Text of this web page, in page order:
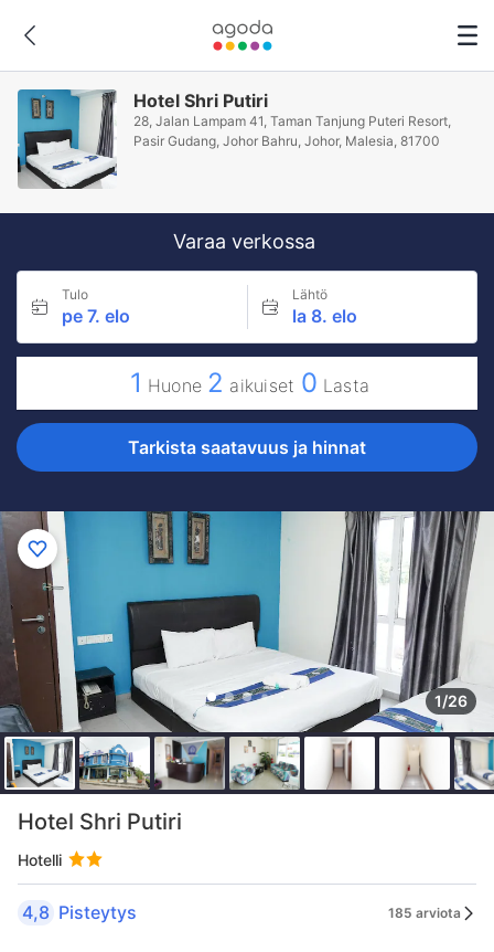
Hotel Shri Putiri
28, Jalan Lampam 41, Taman Tanjung Puteri Resort,
Pasir Gudang, Johor Bahru, Johor, Malesia, 81700
Varaa verkossa
Tulo
pe 7. elo
Lähtö
la 8. elo
1 Huone 2 aikuiset 0 Lasta
Tarkista saatavuus ja hinnat
1/26
Hotel Shri Putiri
Hotelli
4,8 Pisteytys 185 arviota